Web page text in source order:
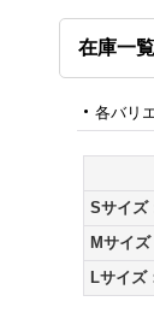
在庫一覧
各バリ
Sサイズ
Mサイ
Lサイズ